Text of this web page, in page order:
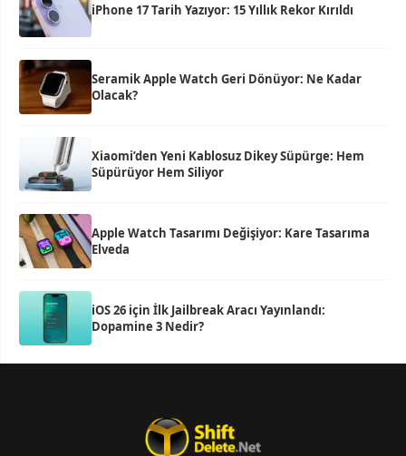
iPhone 17 Tarih Yazıyor: 15 Yıllık Rekor Kırıldı
Seramik Apple Watch Geri Dönüyor: Ne Kadar
Olacak?
Xiaomi’den Yeni Kablosuz Dikey Süpürge: Hem
Süpürüyor Hem Siliyor
Apple Watch Tasarımı Değişiyor: Kare Tasarıma
Elveda
iOS 26 için İlk Jailbreak Aracı Yayınlandı:
Dopamine 3 Nedir?